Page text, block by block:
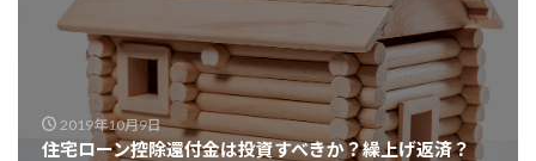
2019年10月9日
住宅ローン控除還付金は投資すべきか？繰上げ返済？